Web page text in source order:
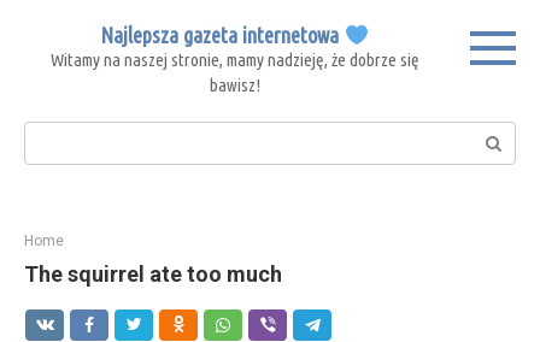
content
Najlepsza gazeta internetowa
Witamy na naszej stronie, mamy nadzieję, że dobrze się
bawisz!
Search:
Home
The squirrel ate too much